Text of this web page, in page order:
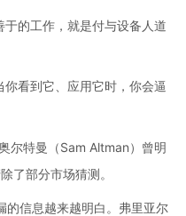
于的工作，就是付与设备人道
看到它、应用它时，你会逼
尔特曼（Sam Altman）曾明
了部分市场猜测。
的信息越来越明白。弗里亚尔